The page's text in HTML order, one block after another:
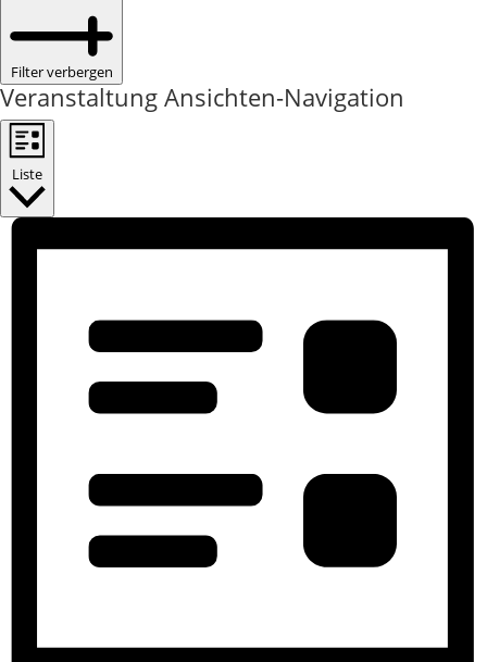
Filter verbergen
Veranstaltung Ansichten-Navigation
Liste